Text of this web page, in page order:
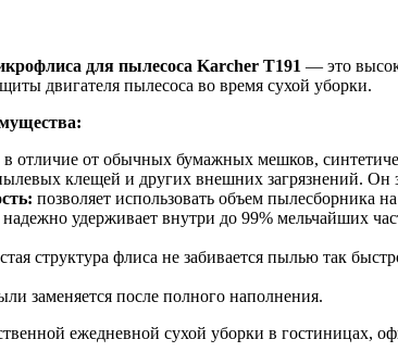
для пылесоса Karcher T191 — это
двигателя пылесоса во время сухой уборки.
в отличие от обычных бумажных мешков,
клещей и других внешних загрязнений. Он
позволяет использовать объем пылесборника
надежно удерживает внутри до 99% мельчайших
структура флиса не забивается пылью так
заменяется после полного наполнения.
ежедневной сухой уборки в гостиницах,